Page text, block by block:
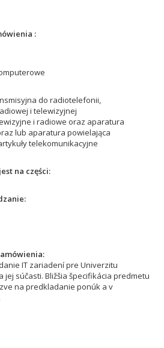
do radiotelefonii,
i telewizyjnej
i radiowe oraz aparatura
lub aparatura powielająca
telekomunikacyjne
na części
IT zariadení pre Univerzitu
jej súčasti. Bližšia špecifikácia predmetu
na predkladanie ponúk a v